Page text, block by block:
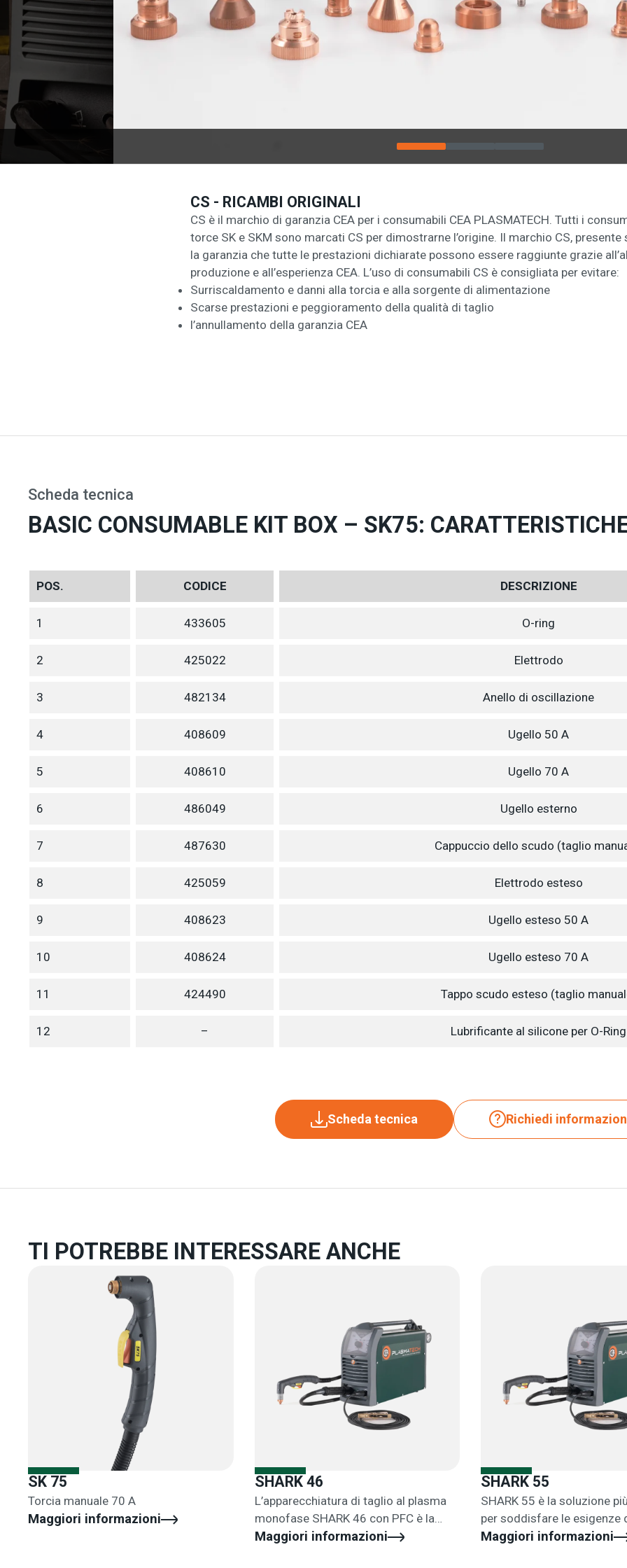
CS - RICAMBI ORIGINALI
CS è il marchio di garanzia CEA per i consumabili CEA PLASMATECH. Tutti i
torce SK e SKM sono marcati CS per dimostrarne l’origine. Il marchio CS,
la garanzia che tutte le prestazioni dichiarate possono essere raggiunte grazie
produzione e all’esperienza CEA. L’uso di consumabili CS è consigliata per evitare:
Surriscaldamento e danni alla torcia e alla sorgente di alimentazione
Scarse prestazioni e peggioramento della qualità di taglio
l’annullamento della garanzia CEA
Scheda tecnica
BASIC CONSUMABLE KIT BOX – SK75:
POS. CODICE DESCRIZIONE
1 433605 O-ring
2 425022 Elettrodo
3 482134 Anello di oscillazione
4 408609 Ugello 50 A
5 408610 Ugello 70 A
6 486049 Ugello esterno
7 487630 Cappuccio dello scudo (taglio
8 425059 Elettrodo esteso
9 408623 Ugello esteso 50 A
10 408624 Ugello esteso 70 A
11 424490 Tappo scudo esteso (taglio
12 – Lubrificante al silicone per O-Ring
Scheda tecnica Richiedi
TI POTREBBE INTERESSARE ANCHE
SK 75
Torcia manuale 70 A
Maggiori informazioni
SHARK 46
L’apparecchiatura di taglio al plasma
monofase SHARK 46 con PFC è la
scelta ideale per la manutenzione.
Maggiori informazioni
SHARK 55
SHARK 55 è la soluzione
per soddisfare le esigenze
lavori di fabbricazione medi
Maggiori informazioni